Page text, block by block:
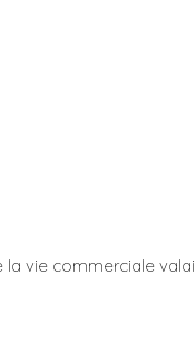
vie commerciale